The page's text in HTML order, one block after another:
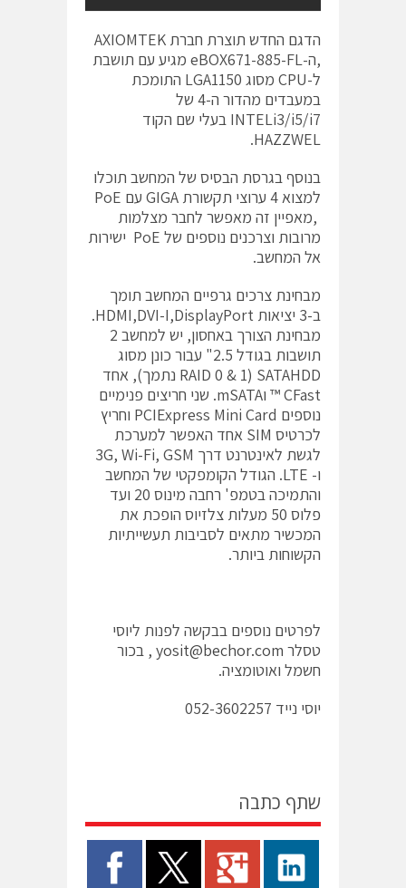
הדגם החדש תוצרת חברת AXIOMTEK
,ה-eBOX671-885-FL מגיע עם תושבת
ל-CPU מסוג LGA1150 התומכת
במעבדים מהדור ה-4 של
INTELi3/i5/i7 בעלי שם הקוד
HAZZWEL.
בנוסף בגרסת הבסיס של המחשב תוכלו
למצוא 4 ערוצי תקשורת GIGA עם PoE
,מאפיין זה מאפשר לחבר מצלמות
מרובות וצרכנים נוספים של PoE ישירות
אל המחשב.
מבחינת צרכים גרפיים המחשב תומך
ב-3 יציאות HDMI,DVI-I,DisplayPort.
מבחינת הצורך באחסון, יש למחשב 2
תושבות בגודל 2.5" עבור כונן מסוג
SATAHDD (RAID 0 & 1 נתמך), אחד
CFast ™ וmSATA. שני חריצים פנימיים
נוספים PCIExpress Mini Card וחריץ
לכרטיס SIM אחד האפשר למערכת
לגשת לאינטרנט דרך 3G, Wi-Fi, GSM
ו- LTE. הגודל הקומפקטי של המחשב
והתמיכה בטמפ' רחבה מינוס 20 ועד
פלוס 50 מעלות צלזיוס הופכת את
המכשיר מתאים לסביבות תעשייתיות
הקשוחות ביותר.
לפרטים נוספים בבקשה לפנות ליוסי
טסלר yosit@bechor.com , בכור
חשמל ואוטומציה.
יוסי נייד 052-3602257
שתף כתבה